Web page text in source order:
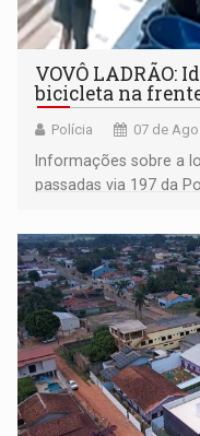
VOVÔ LADRÃO:
bicicleta na
Polícia 07 de
Informações sobre a
passadas via 197 da